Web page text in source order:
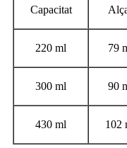
Capacitat
220 ml 79
300 ml 90
430 ml 102